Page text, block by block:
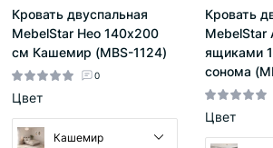
Кровать двуспальная
MebelStar Нео 140x200
см Кашемир (MBS-1124)
Цвет
Кашемир
0
Кровать
MebelStar
ящиками
сонома
Цвет